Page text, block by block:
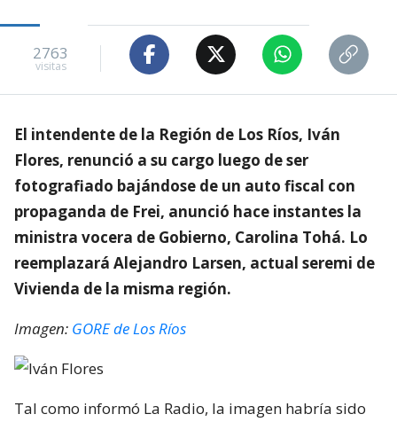
2763
visitas
El intendente de la Región de Los Ríos, Iván
Flores, renunció a su cargo luego de ser
fotografiado bajándose de un auto fiscal con
propaganda de Frei, anunció hace instantes la
ministra vocera de Gobierno, Carolina Tohá. Lo
reemplazará Alejandro Larsen, actual seremi de
Vivienda de la misma región.
Imagen: GORE de Los Ríos
Tal como informó La Radio, la imagen habría sido